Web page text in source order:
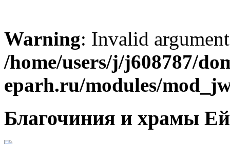
Warning: Invalid
/home/users/j/j608787/
eparh.ru/modules/
Благочиния и храмы